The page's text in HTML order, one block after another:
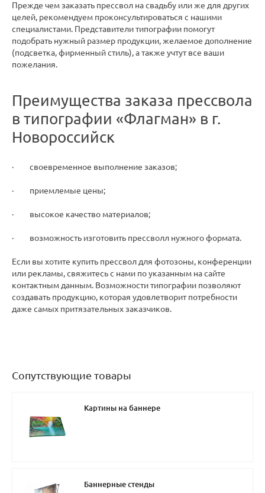
Прежде чем заказать прессвол на свадьбу или же для других
целей, рекомендуем проконсультироваться с нашими
специалистами. Представители типографии помогут
подобрать нужный размер продукции, желаемое дополнение
(подсветка, фирменный стиль), а также учтут все ваши
пожелания.
Преимущества заказа прессвола
в типографии «Флагман» в г.
Новороссийск
· своевременное выполнение заказов;
· приемлемые цены;
· высокое качество материалов;
· возможность изготовить прессволл нужного формата.
Если вы хотите купить прессвол для фотозоны, конференции
или рекламы, свяжитесь с нами по указанным на сайте
контактным данным. Возможности типографии позволяют
создавать продукцию, которая удовлетворит потребности
даже самых притязательных заказчиков.
Сопутствующие товары
Картины на баннере
Баннерные стенды